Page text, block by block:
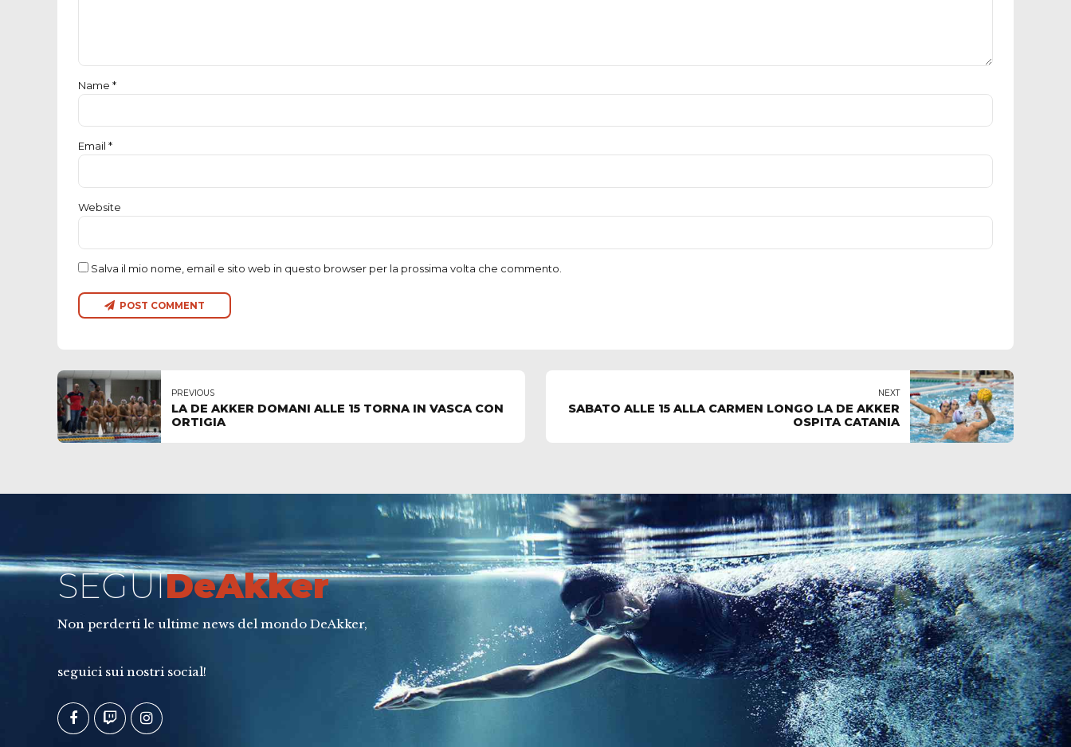
Name *
Email *
Website
Salva il mio nome, email e sito web in questo browser per la prossima volta che commento.
POST COMMENT
PREVIOUS
LA DE AKKER DOMANI ALLE 15 TORNA IN VASCA CON
ORTIGIA
NEXT
SABATO ALLE 15 ALLA CARMEN LONGO LA DE AKKER
OSPITA CATANIA
SEGUIDeAkker
Non perderti le ultime news del mondo DeAkker,
seguici sui nostri social!